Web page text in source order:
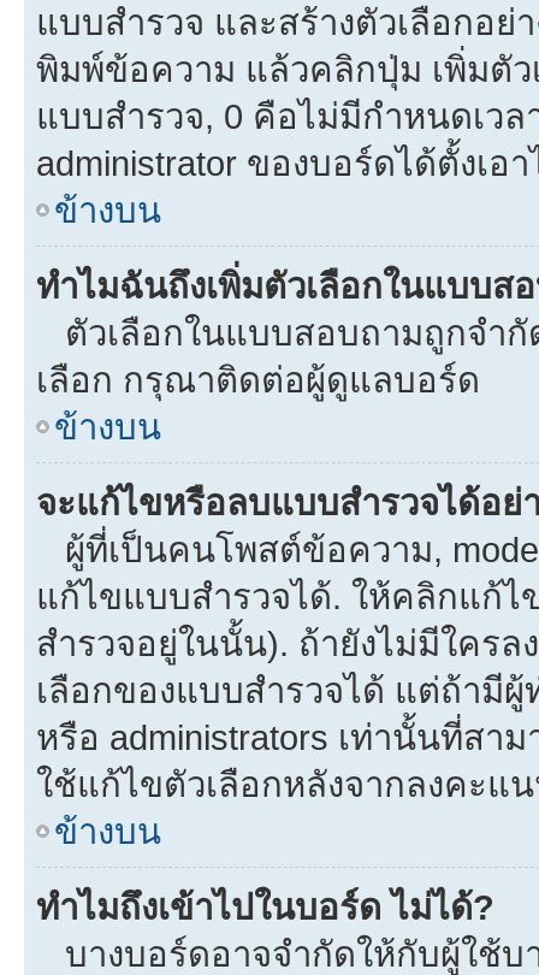
แบบสำรวจ และสร้างตัวเลือกอย่
พิมพ์ข้อความ แล้วคลิกปุ่ม เพิ่มตั
แบบสำรวจ, 0 คือไม่มีกำหนดเว
administrator ของบอร์ดได้ตั้งเอา
ข้างบน
ทำไมฉันถึงเพิ่มตัวเลือกในแบบส
ตัวเลือกในแบบสอบถามถูกจำ
เลือก กรุณาติดต่อผู้ดูแลบอร์ด
ข้างบน
จะแก้ไขหรือลบแบบสำรวจได้อย่
ผู้ที่เป็นคนโพสต์ข้อความ,
แก้ไขแบบสำรวจได้. ให้คลิกแก้
สำรวจอยู่ในนั้น). ถ้ายังไม่มีใคร
เลือกของแบบสำรวจได้ แต่ถ้ามีผู้
หรือ administrators เท่านั้นที่สา
ใช้แก้ไขตัวเลือกหลังจากลงคะแ
ข้างบน
ทำไมถึงเข้าไปในบอร์ด ไม่ได้?
บางบอร์ดอาจจำกัดให้กับผู้ใช้บ